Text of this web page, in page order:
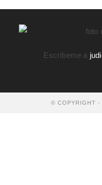
Escríbeme a
© COPYRIGHT -